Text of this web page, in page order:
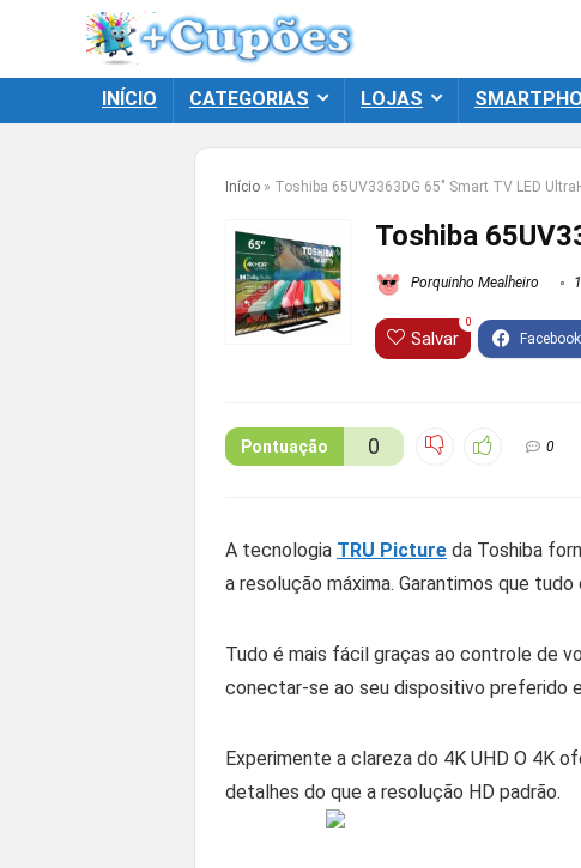
INÍCIO CATEGORIAS LOJAS
Início » Toshiba 65UV3363DG 65″ Smart TV LED
Toshiba
Porquinho Mealheiro
Salvar
0
Pontuação 0 0
A tecnologia TRU Picture da Toshiba
a resolução máxima. Garantimos que
Tudo é mais fácil graças ao controle de
conectar-se ao seu dispositivo preferido
Experimente a clareza do 4K UHD O 4K
detalhes do que a resolução HD padrão.